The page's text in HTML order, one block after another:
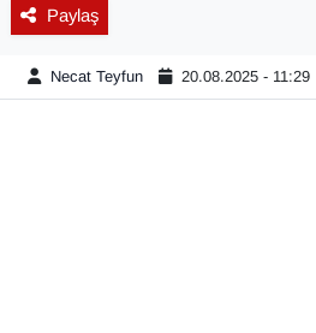
Paylaş
Necat Teyfun 20.08.2025 - 11:29
Emlak